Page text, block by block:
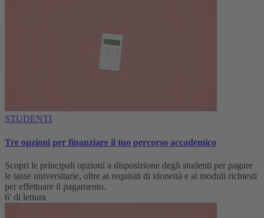
STUDENTI
Tre opzioni per finanziare il tuo percorso accademico
Scopri le principali opzioni a disposizione degli studenti per pagare
le tasse universitarie, oltre ai requisiti di idoneità e ai moduli richiesti
per effettuare il pagamento.
6' di lettura